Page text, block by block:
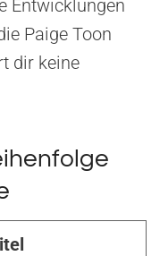
Entwicklungen
Paige Toon
dir keine